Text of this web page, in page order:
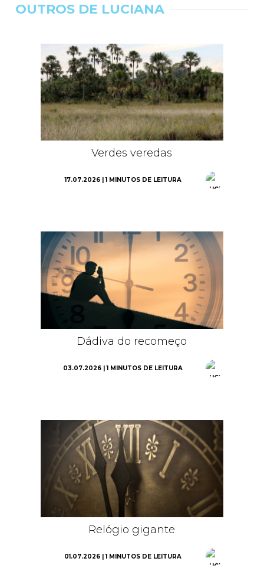
OUTROS DE LUCIANA
Verdes veredas
17.07.2026 | 1 MINUTOS DE LEITURA
Dádiva do recomeço
03.07.2026 | 1 MINUTOS DE LEITURA
Relógio gigante
01.07.2026 | 1 MINUTOS DE LEITURA